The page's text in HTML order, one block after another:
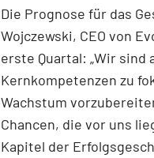
Die Prognose für das
Wojczewski, CEO von
erste Quartal: „Wir
Kernkompetenzen zu
Wachstum
Chancen, die vor uns
Kapitel der